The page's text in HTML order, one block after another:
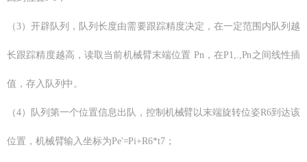
（3）开辟队列，队列长度由需要跟踪精度决定，在一定范围内队列越
长跟踪精度越高，读取当前机械臂末端位置 Pn，在P1,.,Pn之间线性插
值，存入队列中。
（4）队列第一个位置信息出队，控制机械臂以末端旋转位姿R6到达该
位置，机械臂输入坐标为Pe'=Pi+R6*t7；